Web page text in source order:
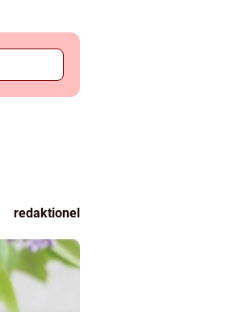
redaktionel